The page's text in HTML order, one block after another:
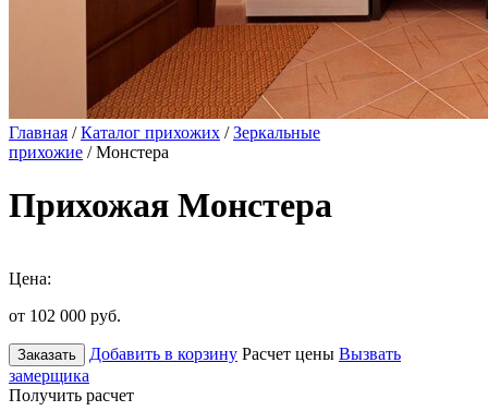
Главная /Каталог прихожих /Зеркальные
прихожие / Монстера
Прихожая Монстера
Цена:
от 102 000 руб.
Заказать Добавить в корзину Расчет цены Вызвать
замерщика
Получить расчет